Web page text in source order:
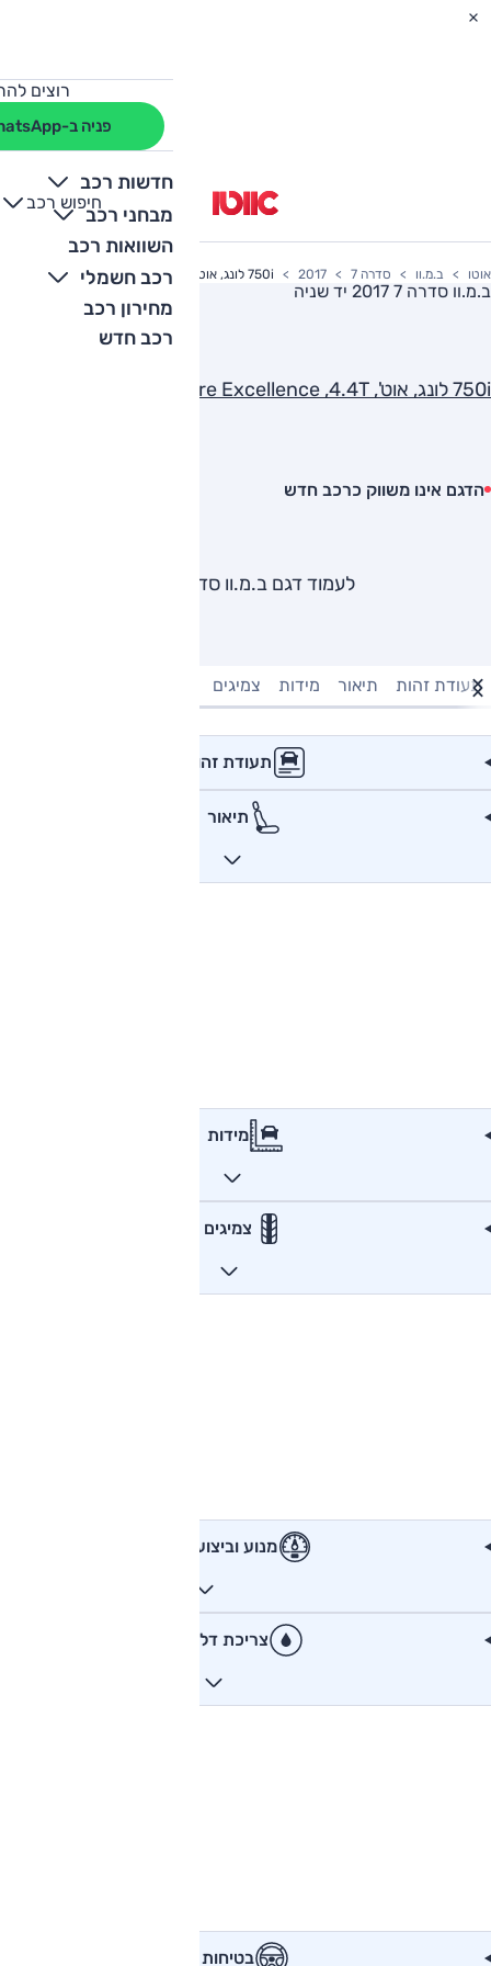
רוצים
פניה ב-WhatsApp
חדשות רכב
מבחני רכב
השוואות רכב
רכב חשמלי
מחירון רכב
רכב חדש
חיפוש רכב
+
-
אוטו ב.מ.וו סדרה 7 2017 750i לונג, אוט', Pure Excellence ,4.4T
ב.מ.וו סדרה 7 2017 יד שניה
750i לונג, אוט', Pure Excellence ,4.4T
הדגם אינו משווק כרכב חדש
לעמוד דגם ב.מ.וו סדרה 7
תעודת זהות תיאור מידות צמיגים
תעודת זהות
תיאור
מידות
צמיגים
מנוע וביצועים
צריכת דלק
בטיחות